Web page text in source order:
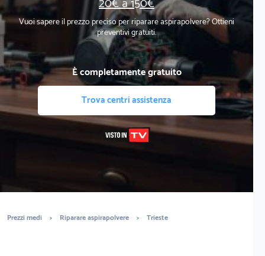
Vuoi sapere il prezzo preciso per riparare aspirapolvere? Ottieni
preventivi gratuiti.
È completamente gratuito
Trova centri assistenza
Prezzi medi > Riparare aspirapolvere > Trieste